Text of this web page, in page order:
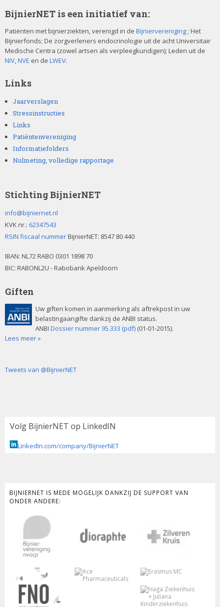
BijnierNET is een initiatief van:
Patiënten met bijnierziekten, verenigd in de Bijniervereniging ; Het
Bijnierfonds; De zorgverleners endocrinologie uit de acht Universitair
Medische Centra (zowel artsen als verpleegkundigen); Leden uit de
NIV,NVE en de LWEV.
Links
Jaarverslagen
Stressinstructies
Links
Patiëntenvereniging
Informatiefolders
Nulmeting, volledige rapportage
Stichting BijnierNET
info@bijniernet.nl
KVK nr.: 62347543
RSIN fiscaal nummerBijnierNET: 8547 80 440
IBAN: NL72 RABO 0301 1898 70
BIC: RABONL2U - Rabobank Apeldoorn
Giften
Uw giften komen in aanmerking als aftrekpost in uw
belastingaangifte dankzij de ANBI status.
ANBI Dossier nummer 95.333 (pdf) (01-01-2015).
Lees meer »
Tweets van @BijnierNET
Volg BijnierNET op LinkedIN
LinkedIn.com/company/BijnierNET
BIJNIERNET IS MEDE MOGELIJK DANKZIJ DE SUPPORT VAN
ONDER ANDERE: